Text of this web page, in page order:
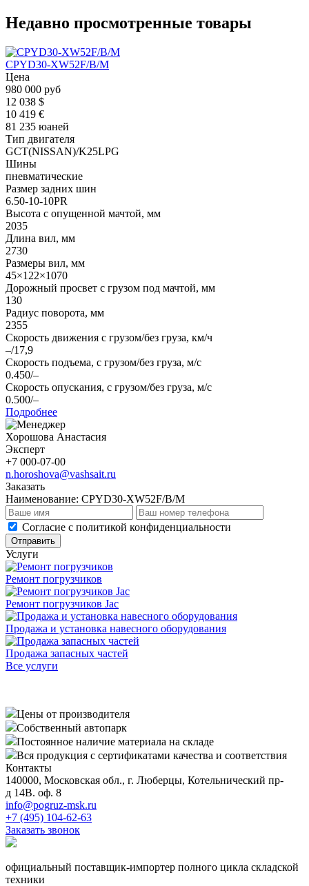
Недавно просмотренные товары
CPYD30-XW52F/B/M
Цена
980 000 руб
12 038 $
10 419 €
81 235 юаней
Тип двигателя
GCT(NISSAN)/K25LPG
Шины
пневматические
Размер задних шин
6.50-10-10PR
Высота с опущенной мачтой, мм
2035
Длина вил, мм
2730
Размеры вил, мм
45×122×1070
Дорожный просвет с грузом под мачтой, мм
130
Радиус поворота, мм
2355
Скорость движения с грузом/без груза, км/ч
–/17,9
Скорость подъема, с грузом/без груза, м/с
0.450/–
Скорость опускания, с грузом/без груза, м/с
0.500/–
Подробнее
Хорошова Анастасия
Эксперт
+7 000-07-00
n.horoshova@vashsait.ru
Заказать
Наименование: CPYD30-XW52F/B/M
Cогласие с политикой конфиденциальности
Отправить
Услуги
Ремонт погрузчиков
Ремонт погрузчиков Jac
Продажа и установка навесного оборудования
Продажа запасных частей
Все услуги
Цены от производителя
Собственный автопарк
Постоянное наличие материала на складе
Вся продукция с сертификатами качества и соответствия
Контакты
140000, Московская обл., г. Люберцы, Котельнический пр-
д 14В. оф. 8
info@pogruz-msk.ru
+7 (495) 104-62-63
Заказать звонок
официальный поставщик-импортер полного цикла складской
техники